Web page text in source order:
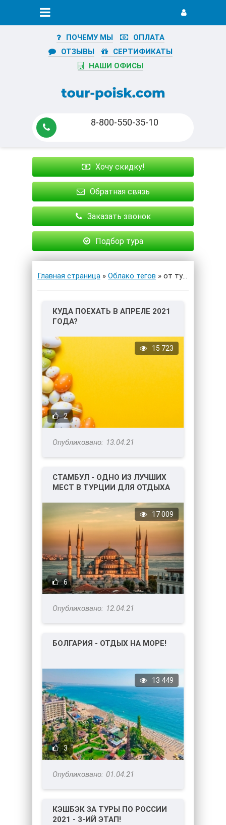
ПОЧЕМУ МЫ
ОПЛАТА
ОТЗЫВЫ
СЕРТИФИКАТЫ
НАШИ ОФИСЫ
8-800-550-35-10
Хочу скидку!
Обратная связь
Заказать звонок
Подбор тура
Главная страница » Облако тегов » от турагента
КУДА ПОЕХАТЬ В АПРЕЛЕ 2021
ГОДА?
2
15 723
13.04.21
СТАМБУЛ - ОДНО ИЗ ЛУЧШИХ
МЕСТ В ТУРЦИИ ДЛЯ ОТДЫХА
6
17 009
12.04.21
БОЛГАРИЯ - ОТДЫХ НА МОРЕ!
3
13 449
01.04.21
КЭШБЭК ЗА ТУРЫ ПО РОССИИ
2021 - 3-ИЙ ЭТАП!